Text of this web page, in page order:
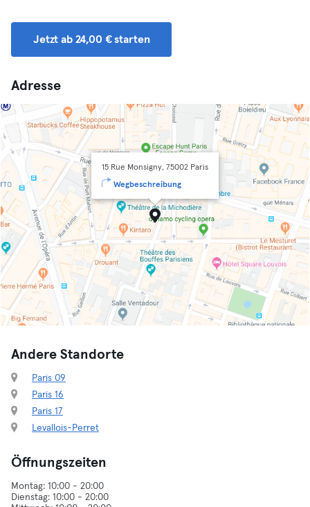
Jetzt ab 24,00 € starten
Adresse
15 Rue Monsigny, 75002 Paris
Wegbeschreibung
Andere Standorte
Paris 09
Paris 16
Paris 17
Levallois-Perret
Öffnungszeiten
Montag: 10:00 - 20:00
Dienstag: 10:00 - 20:00